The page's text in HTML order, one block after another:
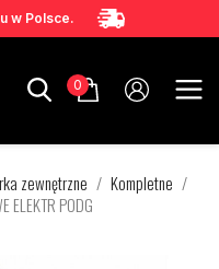
w Polsce.
0
zewnętrzne
Kompletne
ELEKTR PODG